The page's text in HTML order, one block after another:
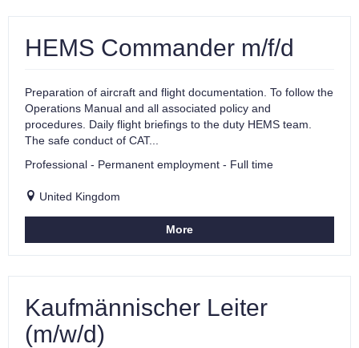
HEMS Commander m/f/d
Preparation of aircraft and flight documentation. To follow the
Operations Manual and all associated policy and
procedures. Daily flight briefings to the duty HEMS team.
The safe conduct of CAT...
Professional - Permanent employment - Full time
United Kingdom
More
Kaufmännischer Leiter
(m/w/d)